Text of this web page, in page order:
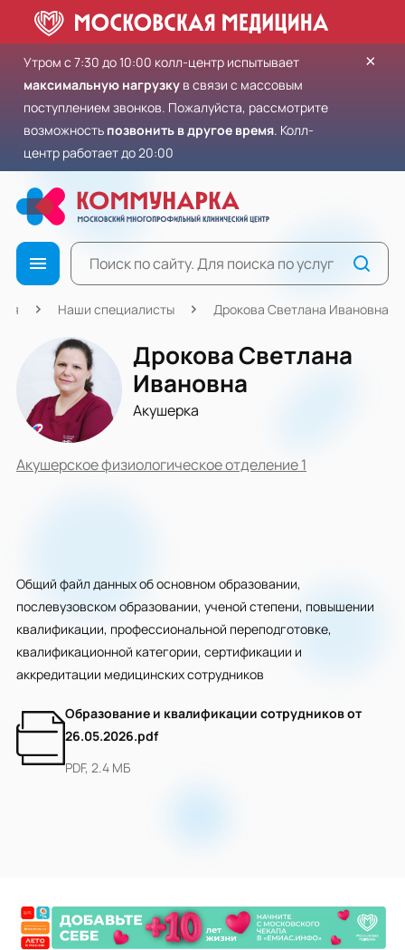
Утром с 7:30 до 10:00 колл-центр испытывает
максимальную нагрузку в связи с массовым
поступлением звонков. Пожалуйста, рассмотрите
возможность позвонить в другое время. Колл-
центр работает до 20:00
×
Наши специалисты Дрокова Светлана Ивановна
Дрокова Светлана
Ивановна
Акушерка
Акушерское физиологическое отделение 1
Общий файл данных об основном образовании,
послевузовском образовании, ученой степени, повышении
квалификации, профессиональной переподготовке,
квалификационной категории, сертификации и
аккредитации медицинских сотрудников
Образование и квалификации сотрудников от
26.05.2026.pdf
PDF, 2.4 МБ